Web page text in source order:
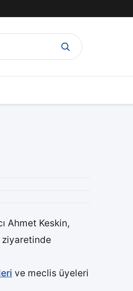
Ahmet Keskin,
ziyaretinde
ve meclis üyeleri